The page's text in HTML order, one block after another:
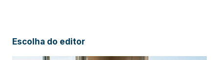
Escolha do editor